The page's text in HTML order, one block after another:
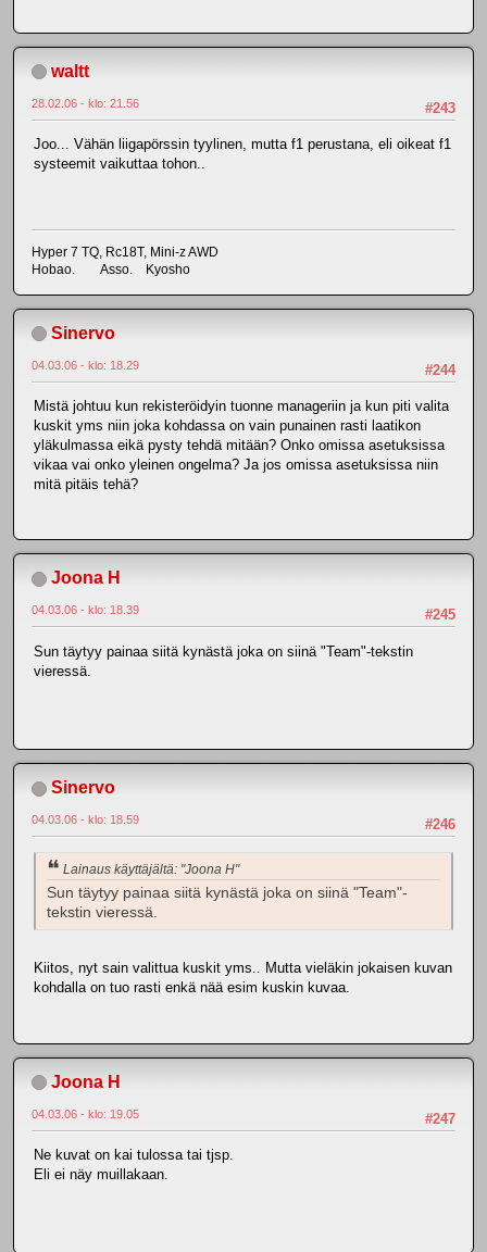
waltt
#243
28.02.06 - klo: 21.56
Joo... Vähän liigapörssin tyylinen, mutta f1 perustana, eli oikeat f1
systeemit vaikuttaa tohon..
Hyper 7 TQ, Rc18T, Mini-z AWD
Hobao. Asso. Kyosho
Sinervo
#244
04.03.06 - klo: 18.29
Mistä johtuu kun rekisteröidyin tuonne manageriin ja kun piti valita
kuskit yms niin joka kohdassa on vain punainen rasti laatikon
yläkulmassa eikä pysty tehdä mitään? Onko omissa asetuksissa
vikaa vai onko yleinen ongelma? Ja jos omissa asetuksissa niin
mitä pitäis tehä?
Joona H
#245
04.03.06 - klo: 18.39
Sun täytyy painaa siitä kynästä joka on siinä "Team"-tekstin
vieressä.
Sinervo
#246
04.03.06 - klo: 18.59
Lainaus käyttäjältä: "Joona H"
Sun täytyy painaa siitä kynästä joka on siinä "Team"-
tekstin vieressä.
Kiitos, nyt sain valittua kuskit yms.. Mutta vieläkin jokaisen kuvan
kohdalla on tuo rasti enkä nää esim kuskin kuvaa.
Joona H
#247
04.03.06 - klo: 19.05
Ne kuvat on kai tulossa tai tjsp.
Eli ei näy muillakaan.